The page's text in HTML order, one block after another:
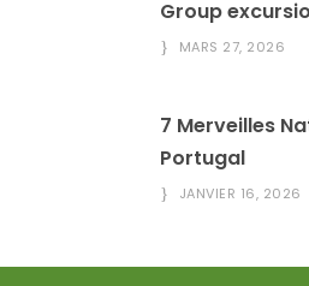
Group
MARS 27, 2026
7 Merveilles
Portugal
JANVIER 16, 2026